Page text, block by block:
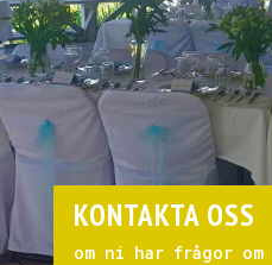
KONTAKTA OSS
om ni har frågor